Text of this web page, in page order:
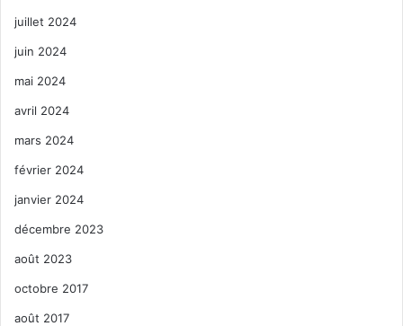
juillet 2024
juin 2024
mai 2024
avril 2024
mars 2024
février 2024
janvier 2024
décembre 2023
août 2023
octobre 2017
août 2017